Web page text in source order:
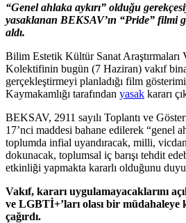
“Genel ahlaka aykırı” olduğu
yasaklanan BEKSAV’ın “Pride” filmi
aldı.
Bilim Estetik Kültür Sanat
Kolektifinin bugün (7 Haziran) vakıf
gerçekleştirmeyi planladığı film
Kaymakamlığı tarafından yasak kararı
BEKSAV, 2911 sayılı Toplantı ve
17’nci maddesi bahane edilerek “genel
toplumda infial uyandıracak, milli,
dokunacak, toplumsal iç barışı tehdit
etkinliği yapmakta kararlı olduğunu
Vakıf, kararı uygulamayacaklarını
ve LGBTİ+’ları olası bir müdahaleye
çağırdı.